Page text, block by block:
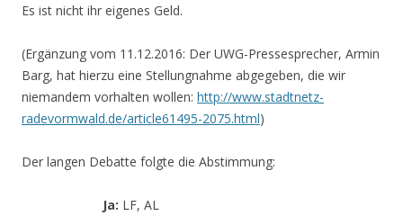
Es ist nicht ihr eigenes Geld.
(Ergänzung vom 11.12.2016: Der UWG-Pressesprecher, Armin
Barg, hat hierzu eine Stellungnahme abgegeben, die wir
niemandem vorhalten wollen: http://www.stadtnetz-
radevormwald.de/article61495-2075.html)
Der langen Debatte folgte die Abstimmung:
Ja: LF, AL